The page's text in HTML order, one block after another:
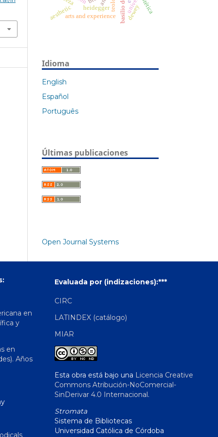
heidegger deweyestética
aestheticarts and experience
Idioma
English
Español
Português
Últimas publicaciones
Open Journal Systems
en
y
en
Años
Evaluada por (indizaciones):***
CIRC
LATINDEX (catálogo)
MIAR
Esta obra está bajo una Licencia Creative
Commons Atribución-NoComercial-
SinDerivar 4.0 Internacional.
Stromata
Sistema de Bibliotecas
Universidad Católica de Córdoba